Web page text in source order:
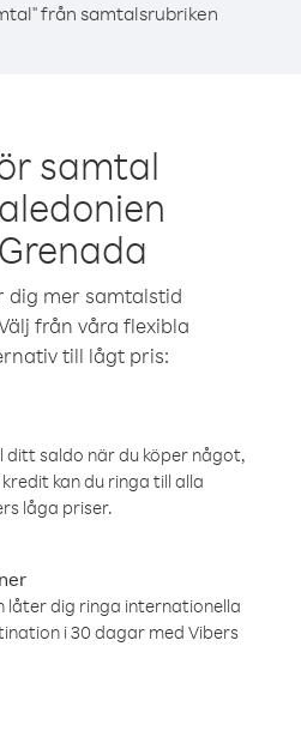
från samtalsrubriken
samtal
dig mer samtalstid
från våra flexibla
till lågt pris:
ditt saldo när du köper något,
kan du ringa till alla
låga priser.
låter dig ringa internationella
i 30 dagar med Vibers